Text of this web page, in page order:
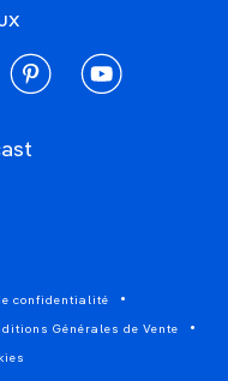
pinterestyoutube
confidentialité
Générales de Vente